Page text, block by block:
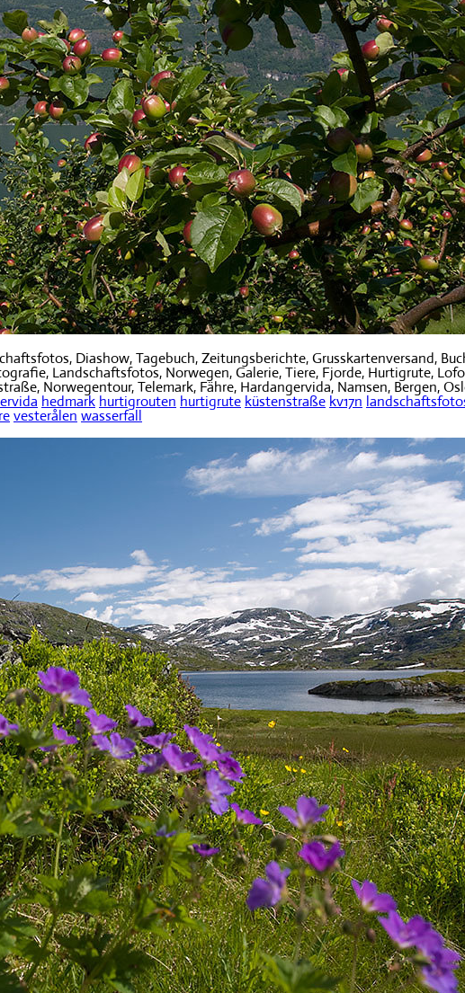
Diashow, Tagebuch, Zeitungsberichte, Grusskartenversand,
Landschaftsfotos, Norwegen, Galerie, Tiere, Fjorde, Hurtigrute,
Norwegentour, Telemark, Fähre, Hardangervida, Namsen, Bergen,
hedmark hurtigrouten hurtigrute küstenstraße kv17n
vesterålen wasserfall